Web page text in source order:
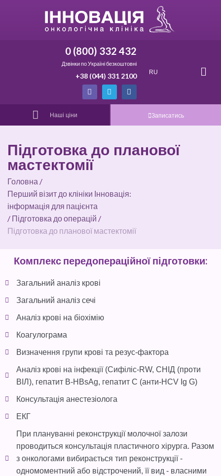
0 (800) 332 432
Дзвінки по Україні безкоштовні
+38 (044) 331 2100 RU
Наші ціни Записатись
Підготовка до планової
мастектомії
Головна /
Перший візит до клініки Інновація:
інформація для пацієнта
/ Підготовка до операцій /
Підготовка до планової мастектомії
Комплекс передопераційної підготовки:
Загальний аналіз крові
Загальний аналіз сечі
Аналіз крові на біохімію
Коагулограма
Визначення групи крові та резус-фактора
Аналіз крові на інфекції (Сифіліс-RW, СНІД (проти
ВІЛ), гепатит B-HBsAg, гепатит C (анти-HCV Ig G)
Консультація анестезіолога
EКГ
При плануванні реконструкції молочної залози
проводиться консультація пластичного хірурга. Разом
з онкологами вибирається тип реконструкції -
одномоментний або відстрочений, її вид - власними